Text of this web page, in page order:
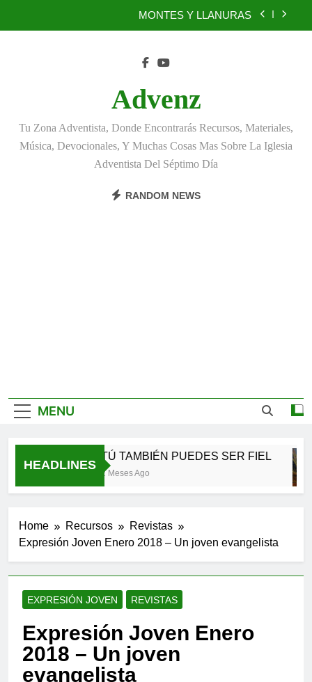
MONTES Y LLANURAS
TÚ TAMBIÉN PUEDES SER FIEL
BENEFICIOS DEL PERDÓN
EL REINO DE LOS CIELOS
Advenz
Tu Zona Adventista, Donde Encontrarás Recursos, Materiales,
Música, Devocionales, Y Muchas Cosas Mas Sobre La Iglesia
Adventista Del Séptimo Día
RANDOM NEWS
MENU
HEADLINES
TÚ TAMBIÉN PUEDES SER FIEL
2 Meses Ago
Home Recursos
Revistas
Expresión Joven Enero 2018 – Un joven evangelista
EXPRESIÓN JOVEN REVISTAS
Expresión Joven Enero
2018 – Un joven
evangelista